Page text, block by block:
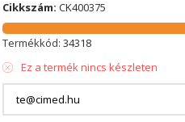
Cikkszám: CK400375
Termékkód: 34318
Ez a termék nincs készleten